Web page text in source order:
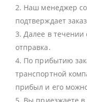
2. Наш менеджер
подтверждает
3. Далее в течении
отправка.
4. По прибытию
транспортной
прибыл и его